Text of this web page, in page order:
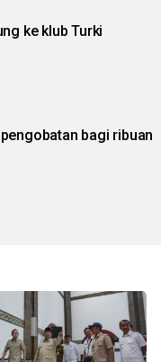
ke klub Turki
bagi ribuan